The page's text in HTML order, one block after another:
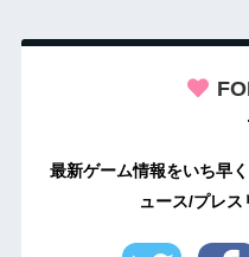
最新ゲーム情報をいち早
ュース/プレス